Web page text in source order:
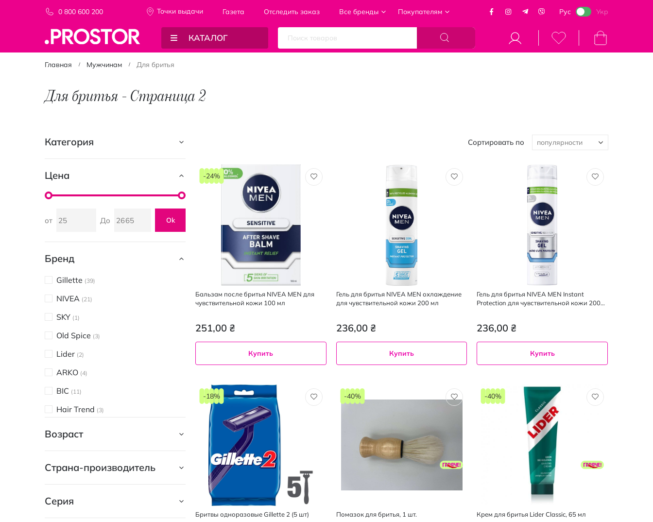
0 800 600 200 Точки выдачи Газета Отследить заказ Все бренды Покупателям Рус Укр
КАТАЛОГ Моя корзина
Главная Мужчинам Для бритья
Для бритья - Страница 2
Сортировать по
Бальзам после бритья NIVEA MEN для
чувствительной кожи 100 мл
251,00 ₴
-24%
Купить
Гель для бритья NIVEA MEN охлаждение
для чувствительной кожи 200 мл
236,00 ₴
Купить
Гель для бритья NIVEA MEN Instant
Protection для чувствительной кожи 200
236,00 ₴
Купить
Бритвы одноразовые Gillette 2 (5 шт)
-18%
Помазок для бритья, 1 шт.
-40%
Крем для бритья Lider Classic, 65 мл
-40%
Категория
Цена
от До Ok
Бренд
Gillette 39
NIVEA 21
SKY 1
Old Spice 3
Lider 2
ARKO 4
BIC 11
Hair Trend 3
Wilkinson 2
Возраст
Страна-производитель
Серия